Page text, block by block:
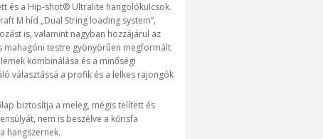
és a Hip-shot® Ultralite hangolókulcsok.
M híd „Dual String loading system”,
is, valamint nagyban hozzájárul az
mahagóni testre gyönyörűen megformált
kombinálása és a minőségi
választássá a profik és a lelkes rajongók
biztosítja a meleg, mégis telített és
nem is beszélve a kőrisfa
hangszernek.